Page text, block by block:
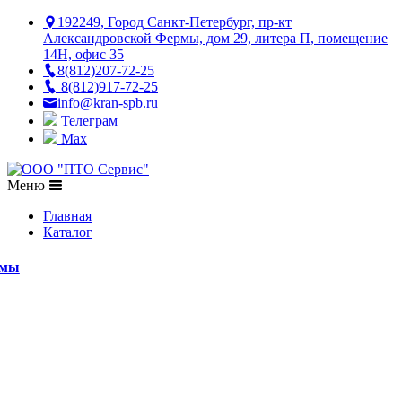
192249, Город Санкт-Петербург, пр-кт
Александровской Фермы, дом 29, литера П, помещение
14Н, офис 35
8(812)207-72-25
8(812)917-72-25
info@kran-spb.ru
Телеграм
Max
Меню
Главная
Каталог